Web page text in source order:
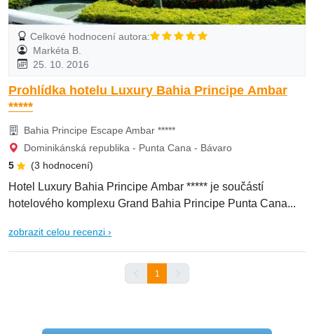
Celkové hodnocení autora:
Markéta B.
25. 10. 2016
Prohlídka hotelu Luxury Bahia Principe Ambar
*****
Bahia Principe Escape Ambar *****
Dominikánská republika - Punta Cana - Bávaro
5
(3 hodnocení)
Hotel Luxury Bahia Principe Ambar ***** je součástí
hotelového komplexu Grand Bahia Principe Punta Cana...
zobrazit celou recenzi ›
1